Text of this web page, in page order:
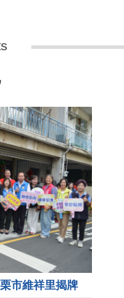
市維祥里揭牌